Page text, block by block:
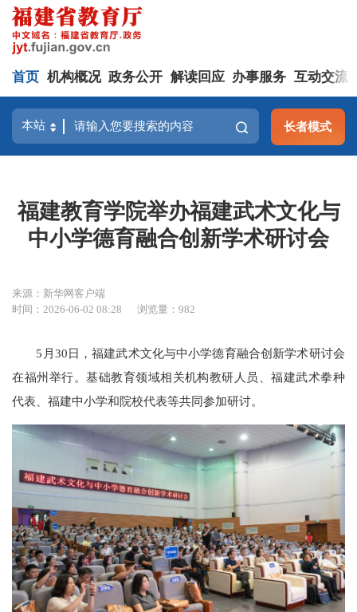
首页 机构概况 政务公开 解读回应 办事服务 互动交流
长者模式
福建教育学院举办福建武术文化与
中小学德育融合创新学术研讨会
来源：新华网客户端
时间：2026-06-02 08:28
浏览量：982
5月30日，福建武术文化与中小学德育融合创新学术研讨会
在福州举行。基础教育领域相关机构教研人员、福建武术拳种
代表、福建中小学和院校代表等共同参加研讨。